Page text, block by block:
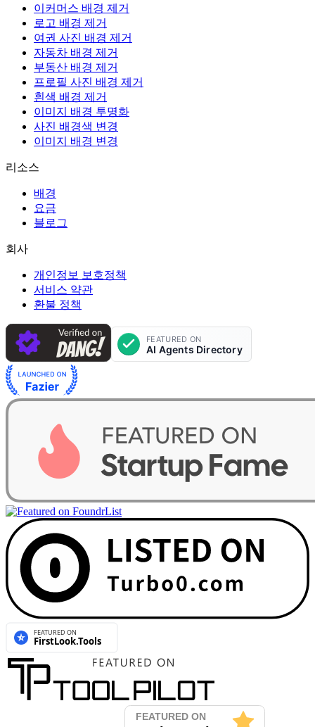
이커머스 배경 제거
로고 배경 제거
여권 사진 배경 제거
자동차 배경 제거
부동산 배경 제거
프로필 사진 배경 제거
흰색 배경 제거
이미지 배경 투명화
사진 배경색 변경
이미지 배경 변경
리소스
배경
요금
블로그
회사
개인정보 보호정책
서비스 약관
환불 정책